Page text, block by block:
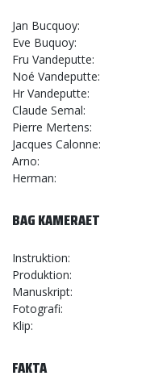
Jan Bucquoy
Eve Buquoy
Fru Vandeputte
Noé Vandeputte
Hr Vandeputte
Claude Semal
Pierre Mertens
Jacques Calonne
Arno
Herman
BAG KAMERAET
Instruktion
Produktion
Manuskript
Fotografi
Klip
FAKTA